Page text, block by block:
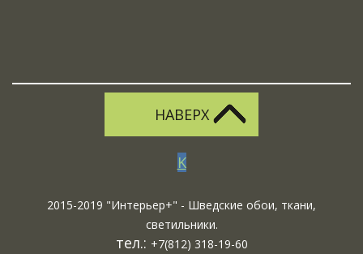
НАВЕРХ
K
2015-2019 "Интерьер+" - Шведские обои, ткани,
светильники.
тел.: +7(812) 318-19-60